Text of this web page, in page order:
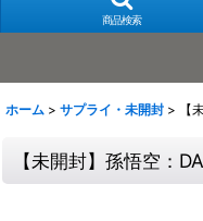
商品検索
ホーム > サプライ・未開封 > 【
【未開封】孫悟空：